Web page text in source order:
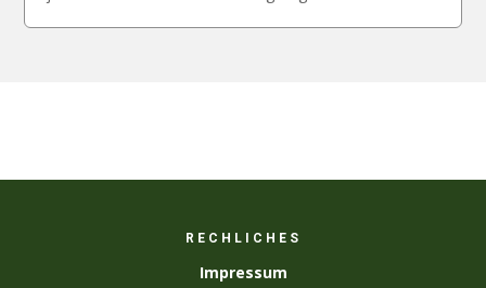
RECHLICHES
Impressum